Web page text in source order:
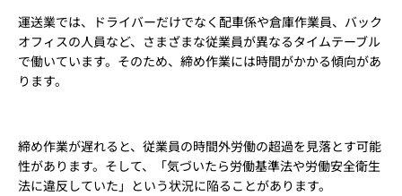
運送業では、ドライバーだけでなく配車係や倉庫作業員、バック
オフィスの人員など、さまざまな従業員が異なるタイムテーブル
で働いています。そのため、締め作業には時間がかかる傾向があ
ります。
締め作業が遅れると、従業員の時間外労働の超過を見落とす可能
性があります。そして、「気づいたら労働基準法や労働安全衛生
法に違反していた」という状況に陥ることがあります。